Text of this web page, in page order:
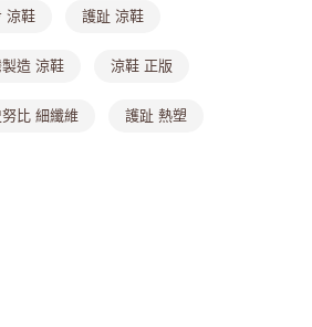
期」，訂單成立後會自動跳轉到大哥付的交易
費用金額請依後續交易確認頁面所載為準。
狀況，表示未達大哥付你分期系統評分，恕無
「大哥付你分期」於每月結算日後寄送繳費提
」等通路繳費。
含以上)免運費
含以上)免運費
涼鞋 護趾 涼鞋
製造 涼鞋 涼鞋 正版
努比 細纖維 護趾 熱塑